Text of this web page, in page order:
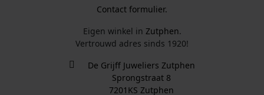
Contact formulier.
Eigen winkel in Zutphen.
Vertrouwd adres sinds 1920!
De Grijff Juweliers Zutphen
Sprongstraat 8
7201KS Zutphen